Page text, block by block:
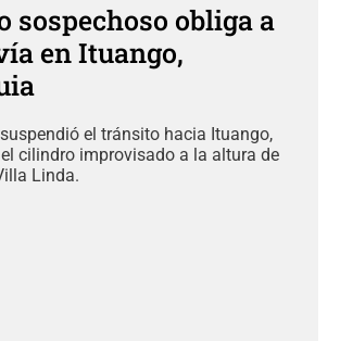
sospechoso obliga a
en Ituango,
el tránsito hacia Ituango,
cilindro improvisado a la altura de
Linda.